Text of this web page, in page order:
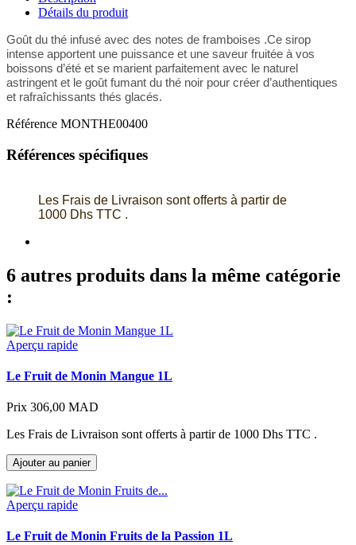
Détails du produit
Goût du thé infusé avec des notes de framboises .Ce sirop
intense apportent une puissance et une saveur fruitée à vos
boissons d’été et se marient parfaitement avec le naturel
astringent et le goût fumant du thé noir pour créer d’authentiques
et rafraîchissants thés glacés.
Référence MONTHE00400
Références spécifiques
Les Frais de Livraison sont offerts à partir de
1000 Dhs TTC .
6 autres produits dans la même catégorie
:
Aperçu rapide
Le Fruit de Monin Mangue 1L
Prix 306,00 MAD
Les Frais de Livraison sont offerts à partir de 1000 Dhs TTC .
Ajouter au panier
Aperçu rapide
Le Fruit de Monin Fruits de la Passion 1L